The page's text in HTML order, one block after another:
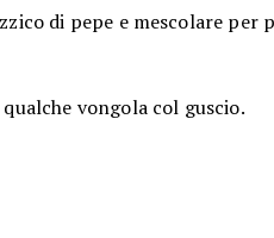
di pepe e mescolare per
vongola col guscio.